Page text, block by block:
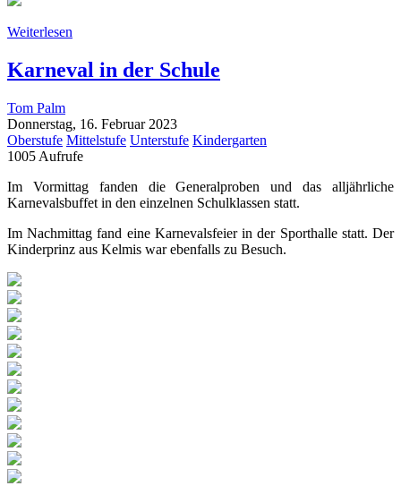
Weiterlesen
Karneval in der Schule
Tom Palm
Donnerstag, 16. Februar 2023
Oberstufe Mittelstufe Unterstufe Kindergarten
1005 Aufrufe
Im Vormittag fanden die Generalproben und das alljährliche
Karnevalsbuffet in den einzelnen Schulklassen statt.
Im Nachmittag fand eine Karnevalsfeier in der Sporthalle statt. Der
Kinderprinz aus Kelmis war ebenfalls zu Besuch.